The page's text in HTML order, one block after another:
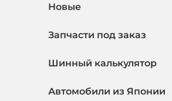
Новые
Запчасти под заказ
Шинный калькулятор
Автомобили из Японии